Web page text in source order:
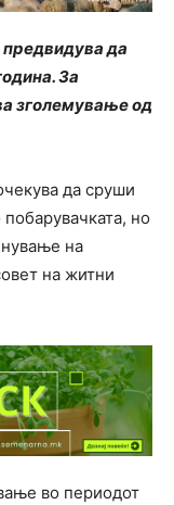
да
За
зголемување од
да сруши
но
на
на житни
во периодот